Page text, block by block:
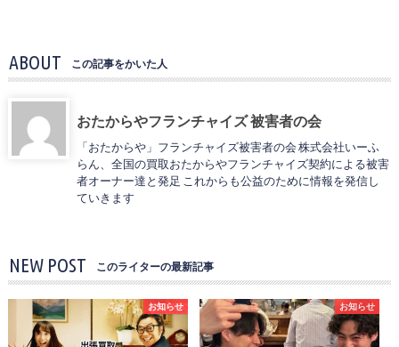
ABOUT この記事をかいた人
おたからやフランチャイズ 被害者の会
「おたからや」フランチャイズ被害者の会 株式会社いーふ
らん、全国の買取おたからやフランチャイズ契約による被害
者オーナー達と発足 これからも公益のために情報を発信し
ていきます
NEW POST このライターの最新記事
お知らせ お知らせ